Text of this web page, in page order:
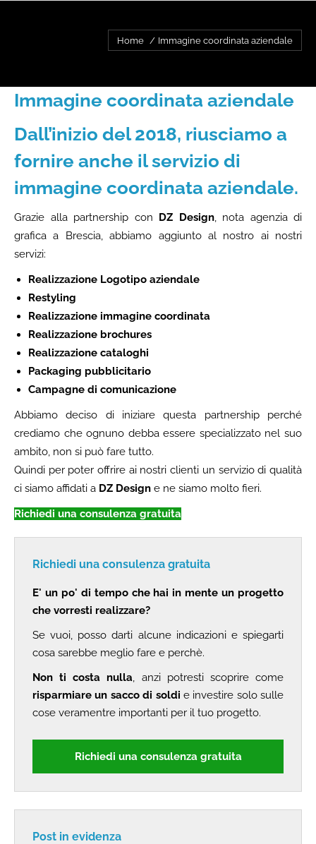
You are here:
Home Immagine coordinata aziendale
Immagine coordinata aziendale
Dall’inizio del 2018, riusciamo a
fornire anche il servizio di
immagine coordinata aziendale.
Grazie alla partnership con DZ Design, nota agenzia di
grafica a Brescia, abbiamo aggiunto al nostro ai nostri
servizi:
Realizzazione Logotipo aziendale
Restyling
Realizzazione immagine coordinata
Realizzazione brochures
Realizzazione cataloghi
Packaging pubblicitario
Campagne di comunicazione
Abbiamo deciso di iniziare questa partnership perché
crediamo che ognuno debba essere specializzato nel suo
ambito, non si può fare tutto.
Quindi per poter offrire ai nostri clienti un servizio di qualità
ci siamo affidati a DZ Design e ne siamo molto fieri.
Richiedi una consulenza gratuita
Richiedi una consulenza gratuita
E' un po' di tempo che hai in mente un progetto
che vorresti realizzare?
Se vuoi, posso darti alcune indicazioni e spiegarti
cosa sarebbe meglio fare e perchè.
Non ti costa nulla , anzi potresti scoprire come
risparmiare un sacco di soldi e investire solo sulle
cose veramentre importanti per il tuo progetto.
Richiedi una consulenza gratuita
Post in evidenza